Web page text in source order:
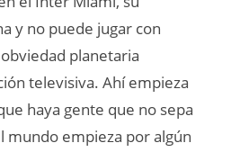
y no puede jugar con
planetaria
televisiva. Ahí empieza
haya gente que no sepa
mundo empieza por algún